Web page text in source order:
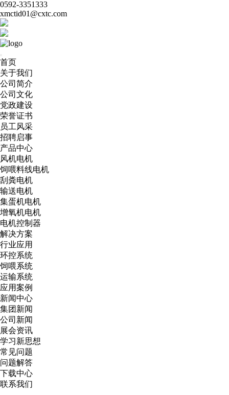
0592-3351333
xmctid01@cxtc.com
首页
关于我们
公司简介
公司文化
党政建设
荣誉证书
员工风采
招聘启事
产品中心
风机电机
饲喂料线电机
刮粪电机
输送电机
集蛋机电机
增氧机电机
电机控制器
解决方案
行业应用
环控系统
饲喂系统
运输系统
应用案例
新闻中心
集团新闻
公司新闻
展会资讯
学习新思想
常见问题
问题解答
下载中心
联系我们